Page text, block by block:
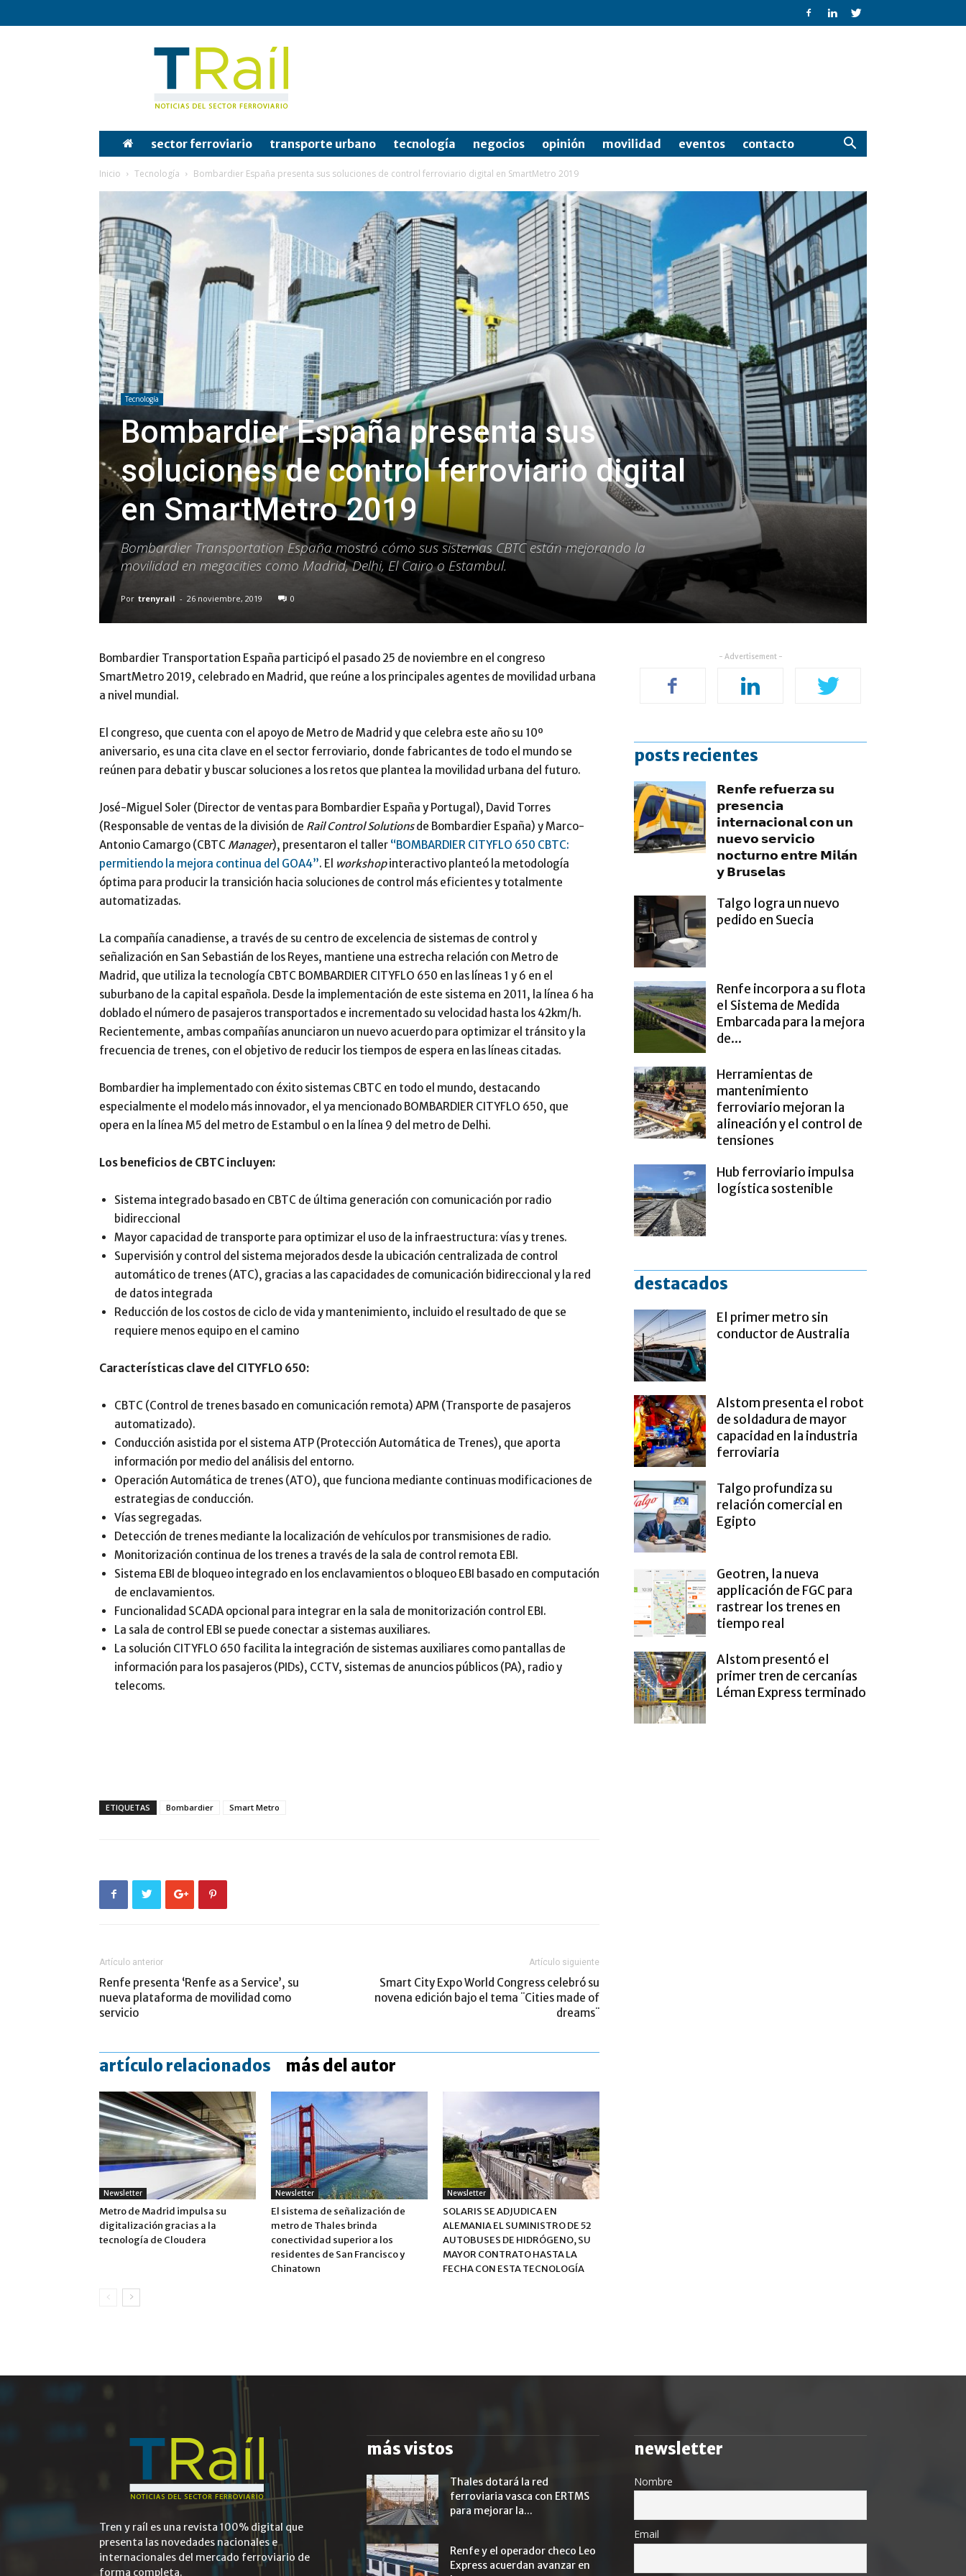
Tren
sector ferroviario transporte urbano tecnología negocios opinión movilidad eventos contacto
Inicio Tecnología Bombardier España presenta sus soluciones de control ferroviario digital en SmartMetro 2019
Tecnología
Bombardier España presenta sus
soluciones de control ferroviario digital
en SmartMetro 2019
Bombardier Transportation España mostró cómo sus sistemas CBTC están mejorando la
movilidad en megacities como Madrid, Delhi, El Cairo o Estambul.
Por trenyrail - 26 noviembre, 2019 0
Bombardier Transportation España participó el pasado 25 de noviembre en el congreso
SmartMetro 2019, celebrado en Madrid, que reúne a los principales agentes de movilidad urbana
a nivel mundial.
El congreso, que cuenta con el apoyo de Metro de Madrid y que celebra este año su 10º
aniversario, es una cita clave en el sector ferroviario, donde fabricantes de todo el mundo se
reúnen para debatir y buscar soluciones a los retos que plantea la movilidad urbana del futuro.
José-Miguel Soler (Director de ventas para Bombardier España y Portugal), David Torres
(Responsable de ventas de la división de Rail Control Solutionsde Bombardier España) y Marco-
Antonio Camargo (CBTC Manager), presentaron el taller “BOMBARDIER CITYFLO 650 CBTC:
permitiendo la mejora continua del GOA4”. El workshopinteractivo planteó la metodología
óptima para producir la transición hacia soluciones de control más eficientes y totalmente
automatizadas.
La compañía canadiense, a través de su centro de excelencia de sistemas de control y
señalización en San Sebastián de los Reyes, mantiene una estrecha relación con Metro de
Madrid, que utiliza la tecnología CBTC BOMBARDIER CITYFLO 650 en las líneas 1 y 6 en el
suburbano de la capital española. Desde la implementación de este sistema en 2011, la línea 6 ha
doblado el número de pasajeros transportados e incrementado su velocidad hasta los 42km/h.
Recientemente, ambas compañías anunciaron un nuevo acuerdo para optimizar el tránsito y la
frecuencia de trenes, con el objetivo de reducir los tiempos de espera en las líneas citadas.
Bombardier ha implementado con éxito sistemas CBTC en todo el mundo, destacando
especialmente el modelo más innovador, el ya mencionado BOMBARDIER CITYFLO 650, que
opera en la línea M5 del metro de Estambul o en la línea 9 del metro de Delhi.
Los beneficios de CBTC incluyen:
Sistema integrado basado en CBTC de última generación con comunicación por radio
bidireccional
Mayor capacidad de transporte para optimizar el uso de la infraestructura: vías y trenes.
Supervisión y control del sistema mejorados desde la ubicación centralizada de control
automático de trenes (ATC), gracias a las capacidades de comunicación bidireccional y la red
de datos integrada
Reducción de los costos de ciclo de vida y mantenimiento, incluido el resultado de que se
requiere menos equipo en el camino
Características clave del CITYFLO 650:
CBTC (Control de trenes basado en comunicación remota) APM (Transporte de pasajeros
automatizado).
Conducción asistida por el sistema ATP (Protección Automática de Trenes), que aporta
información por medio del análisis del entorno.
Operación Automática de trenes (ATO), que funciona mediante continuas modificaciones de
estrategias de conducción.
Vías segregadas.
Detección de trenes mediante la localización de vehículos por transmisiones de radio.
Monitorización continua de los trenes a través de la sala de control remota EBI.
Sistema EBI de bloqueo integrado en los enclavamientos o bloqueo EBI basado en computación
de enclavamientos.
Funcionalidad SCADA opcional para integrar en la sala de monitorización control EBI.
La sala de control EBI se puede conectar a sistemas auxiliares.
La solución CITYFLO 650 facilita la integración de sistemas auxiliares como pantallas de
información para los pasajeros (PIDs), CCTV, sistemas de anuncios públicos (PA), radio y
telecoms.
ETIQUETAS Bombardier Smart Metro
Artículo anterior
Renfe presenta ‘Renfe as a Service’, su
nueva plataforma de movilidad como
servicio
Artículo siguiente
Smart City Expo World Congress celebró su
novena edición bajo el tema ¨Cities made of
dreams¨
artículo relacionados más del autor
Newsletter
Metro de Madrid impulsa su
digitalización gracias a la
tecnología de Cloudera
Newsletter
El sistema de señalización de
metro de Thales brinda
conectividad superior a los
residentes de San Francisco y
Chinatown
Newsletter
SOLARIS SE ADJUDICA EN
ALEMANIA EL SUMINISTRO DE 52
AUTOBUSES DE HIDRÓGENO, SU
MAYOR CONTRATO HASTA LA
FECHA CON ESTA TECNOLOGÍA
- Advertisement -
posts recientes
𝗥𝗲𝗻𝗳𝗲 𝗿𝗲𝗳𝘂𝗲𝗿𝘇𝗮 𝘀𝘂
𝗽𝗿𝗲𝘀𝗲𝗻𝗰𝗶𝗮
𝗶𝗻𝘁𝗲𝗿𝗻𝗮𝗰𝗶𝗼𝗻𝗮𝗹 𝗰𝗼𝗻 𝘂𝗻
𝗻𝘂𝗲𝘃𝗼 𝘀𝗲𝗿𝘃𝗶𝗰𝗶𝗼
𝗻𝗼𝗰𝘁𝘂𝗿𝗻𝗼 𝗲𝗻𝘁𝗿𝗲 𝗠𝗶𝗹𝗮́𝗻
𝘆 𝗕𝗿𝘂𝘀𝗲𝗹𝗮𝘀
Talgo logra un nuevo
pedido en Suecia
Renfe incorpora a su flota
el Sistema de Medida
Embarcada para la mejora
de...
Herramientas de
mantenimiento
ferroviario mejoran la
alineación y el control de
tensiones
Hub ferroviario impulsa
logística sostenible
destacados
El primer metro sin
conductor de Australia
Alstom presenta el robot
de soldadura de mayor
capacidad en la industria
ferroviaria
Talgo profundiza su
relación comercial en
Egipto
Geotren, la nueva
applicación de FGC para
rastrear los trenes en
tiempo real
Alstom presentó el
primer tren de cercanías
Léman Express terminado
Tren y raíl es una revista 100% digital que
presenta las novedades nacionales e
internacionales del mercado ferroviario de
forma completa.
más vistos
Thales dotará la red
ferroviaria vasca con ERTMS
para mejorar la...
Renfe y el operador checo Leo
Express acuerdan avanzar en
newsletter
Nombre
Email